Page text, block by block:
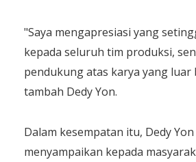
"Saya mengapresiasi yang
kepada seluruh tim produksi,
pendukung atas karya yang luar
tambah Dedy Yon.
Dalam kesempatan itu, Dedy
menyampaikan kepada